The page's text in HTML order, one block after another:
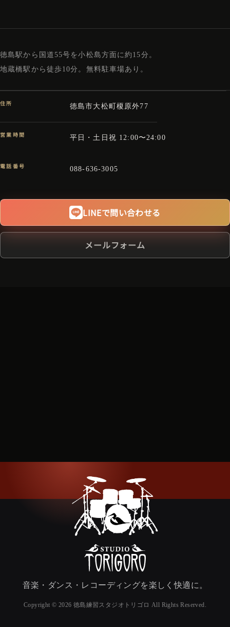
徳島駅から国道55号を小松島方面に約15分。
地蔵橋駅から徒歩10分。無料駐車場あり。
住所 徳島市大松町榎原外77
営業時間 平日・土日祝 12:00〜24:00
電話番号 088-636-3005
LINEで問い合わせる
メールフォーム
音楽・ダンス・レコーディングを楽しく快適に。
Copyright © 2026 徳島練習スタジオトリゴロ All Rights Reserved.